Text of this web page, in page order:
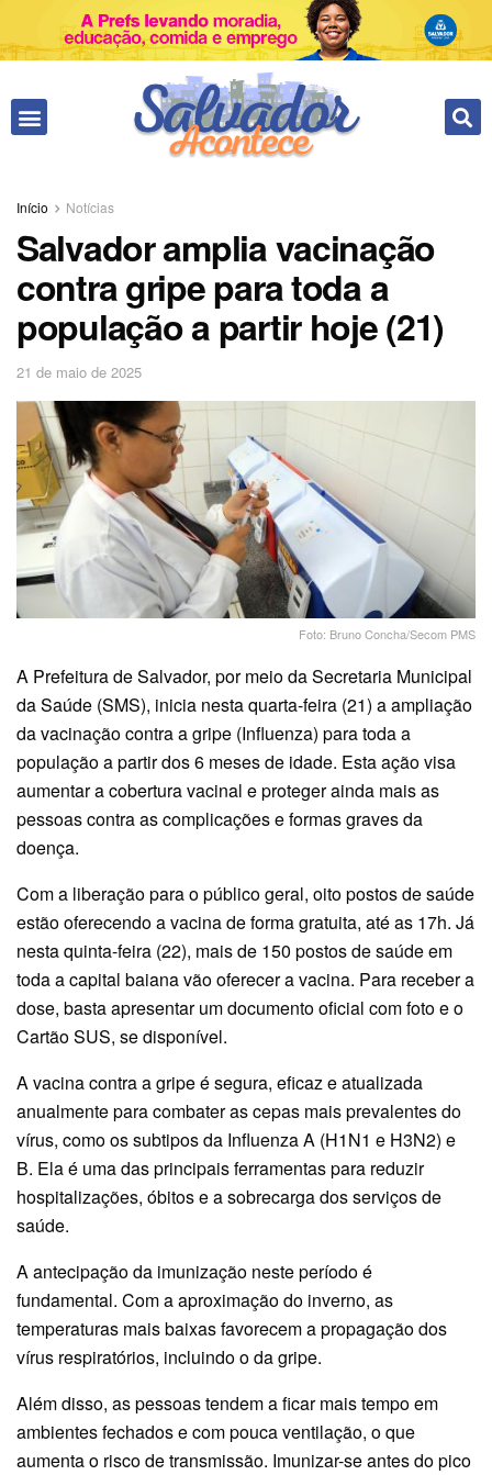
Início Notícias
Salvador amplia vacinação
contra gripe para toda a
população a partir hoje (21)
21 de maio de 2025
Foto: Bruno Concha/Secom PMS
A Prefeitura de Salvador, por meio da Secretaria Municipal
da Saúde (SMS), inicia nesta quarta-feira (21) a ampliação
da vacinação contra a gripe (Influenza) para toda a
população a partir dos 6 meses de idade. Esta ação visa
aumentar a cobertura vacinal e proteger ainda mais as
pessoas contra as complicações e formas graves da
doença.
Com a liberação para o público geral, oito postos de saúde
estão oferecendo a vacina de forma gratuita, até as 17h. Já
nesta quinta-feira (22), mais de 150 postos de saúde em
toda a capital baiana vão oferecer a vacina. Para receber a
dose, basta apresentar um documento oficial com foto e o
Cartão SUS, se disponível.
A vacina contra a gripe é segura, eficaz e atualizada
anualmente para combater as cepas mais prevalentes do
vírus, como os subtipos da Influenza A (H1N1 e H3N2) e
B. Ela é uma das principais ferramentas para reduzir
hospitalizações, óbitos e a sobrecarga dos serviços de
saúde.
A antecipação da imunização neste período é
fundamental. Com a aproximação do inverno, as
temperaturas mais baixas favorecem a propagação dos
vírus respiratórios, incluindo o da gripe.
Além disso, as pessoas tendem a ficar mais tempo em
ambientes fechados e com pouca ventilação, o que
aumenta o risco de transmissão. Imunizar-se antes do pico